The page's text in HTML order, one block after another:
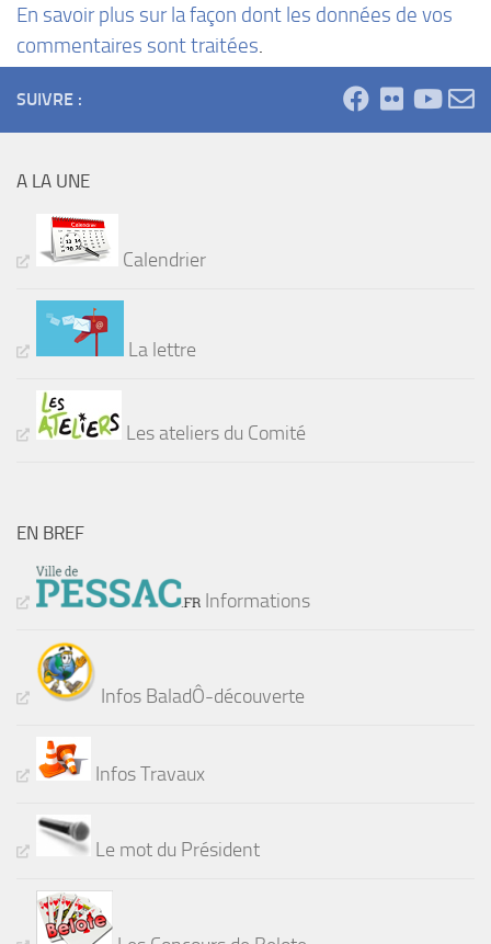
En savoir plus sur la façon dont les données de vos
commentaires sont traitées.
SUIVRE :
A LA UNE
Calendrier
La lettre
Les ateliers du Comité
EN BREF
Informations
Infos BaladÔ-découverte
Infos Travaux
Le mot du Président